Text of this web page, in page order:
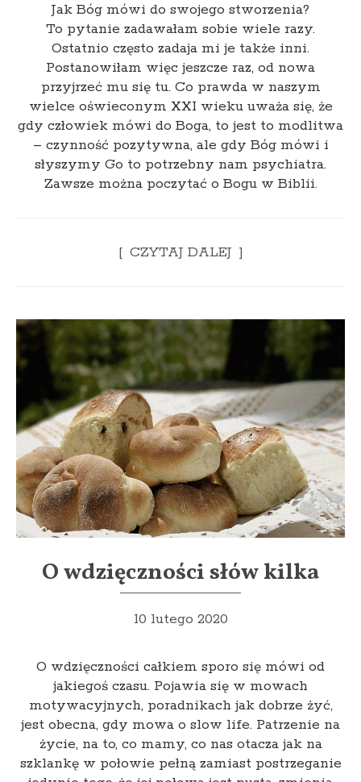
Jak Bóg mówi do swojego stworzenia?
To pytanie zadawałam sobie wiele razy.
Ostatnio często zadaja mi je także inni.
Postanowiłam więc jeszcze raz, od nowa
przyjrzeć mu się tu. Co prawda w naszym
wielce oświeconym XXI wieku uważa się, że
gdy człowiek mówi do Boga, to jest to modlitwa
– czynność pozytywna, ale gdy Bóg mówi i
słyszymy Go to potrzebny nam psychiatra.
Zawsze można poczytać o Bogu w Biblii.
CZYTAJ DALEJ
O wdzięczności słów kilka
10 lutego 2020
O wdzięczności całkiem sporo się mówi od
jakiegoś czasu. Pojawia się w mowach
motywacyjnych, poradnikach jak dobrze żyć,
jest obecna, gdy mowa o slow life. Patrzenie na
życie, na to, co mamy, co nas otacza jak na
szklankę w połowie pełną zamiast postrzeganie